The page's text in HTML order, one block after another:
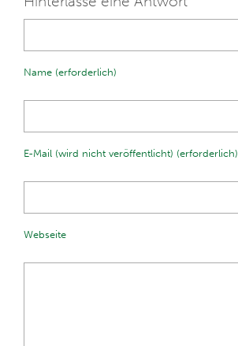
Name (erforderlich)
E-Mail (wird nicht veröffentlicht) (erforderlich)
Webseite